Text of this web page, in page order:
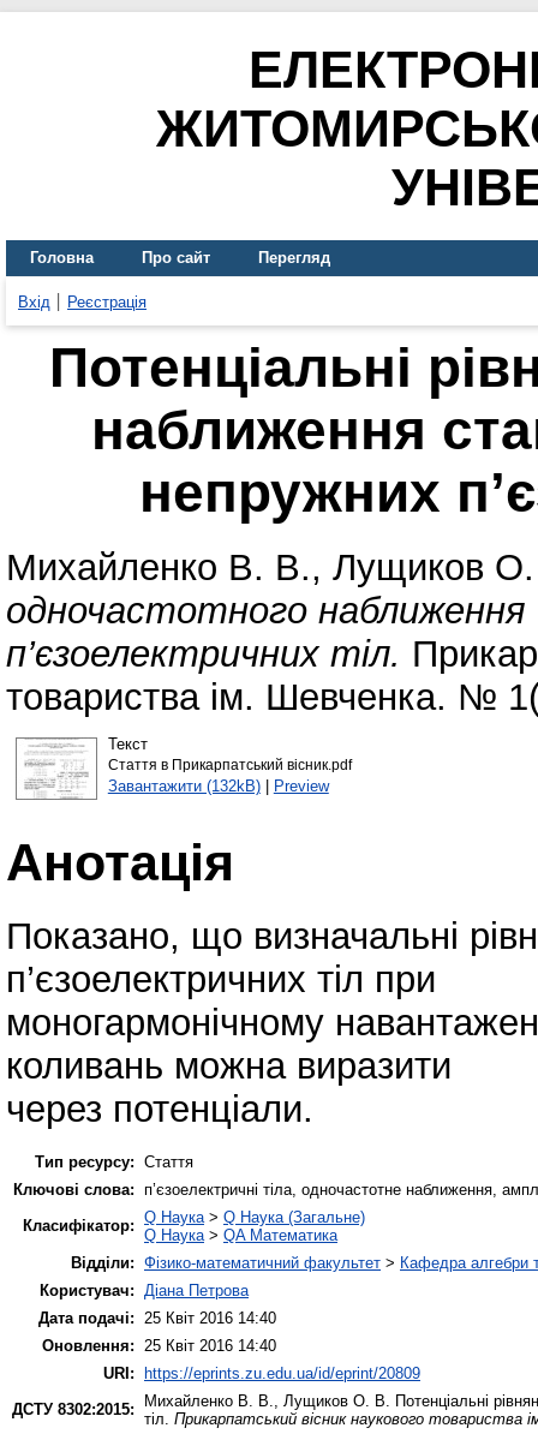
Головна Про сайт Перегляд
Вхід Реєстрація
Потенціальні
наближення
непружних
Михайленко В. В., Лущиков
одночастотного наближення
п’єзоелектричних тіл.
товариства ім. Шевченка. №
Текст
Стаття в Прикарпатський вісник.pdf
Завантажити (132kB)| Preview
Анотація
Показано, що визначальні
п’єзоелектричних тіл при
моногармонічному
коливань можна виразити
через потенціали.
Тип ресурсу: Стаття
Ключові слова: п’єзоелектричні тіла, одночастотне наближення,
Класифікатор: Q Наука > Q Наука (Загальне)
Q Наука > QA Математика
Відділи: Фізико-математичний факультет > Кафедра алгебри
Користувач:
Діана Петрова
Дата подачі:
25 Квіт 2016 14:40
Оновлення:
25 Квіт 2016 14:40
URI: https://eprints.zu.edu.ua/id/eprint/20809
ДСТУ 8302:2015:
Михайленко В. В. Лущиков О. В.
Потенціальні
тіл. Прикарпатський вісник наукового товариства